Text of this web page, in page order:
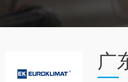
广